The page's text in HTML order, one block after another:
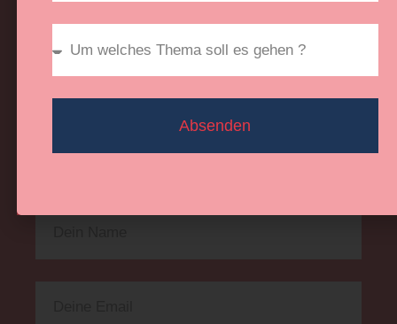
Sichere dir jetzt deine individuelle
Beratung. Vollkommen kostenfrei und
persönlich. Gemeinsam finden wir
heraus, welche Absicherung oder
Vorsorgelösung wirklich zu dir passt.
Absenden